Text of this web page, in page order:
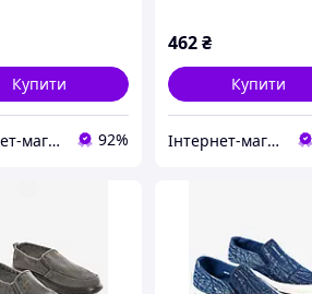
Купити
Інтернет-магазин Optom7km.net - опт та роздріб товарів Одесса, ринок 7км 92%
462₴
Купити
Інтернет-магазин Optom7km.net - опт та роздріб товарів Одесса, ринок 7км